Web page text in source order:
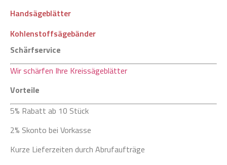
Handsägeblätter
Kohlenstoffsägebänder
Schärfservice
Wir schärfen Ihre Kreissägeblätter
Vorteile
5% Rabatt ab 10 Stück
2% Skonto bei Vorkasse
Kurze Lieferzeiten durch Abrufaufträge